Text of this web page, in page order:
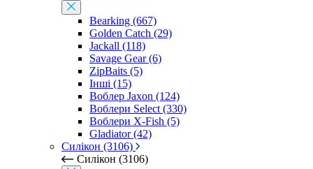
Bearking (667)
Golden Catch (29)
Jackall (118)
Savage Gear (6)
ZipBaits (5)
Інші (15)
Воблер Jaxon (124)
Воблери Select (330)
Воблери X-Fish (5)
Gladiator (42)
Силікон (3106)
Силікон (3106)